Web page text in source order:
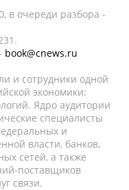
в очереди разбора -
book@cnews.ru
и сотрудники одной
экономики:
Ядро аудитории
специалисты
и
власти, банков,
сетей, а также
поставщиков
связи.